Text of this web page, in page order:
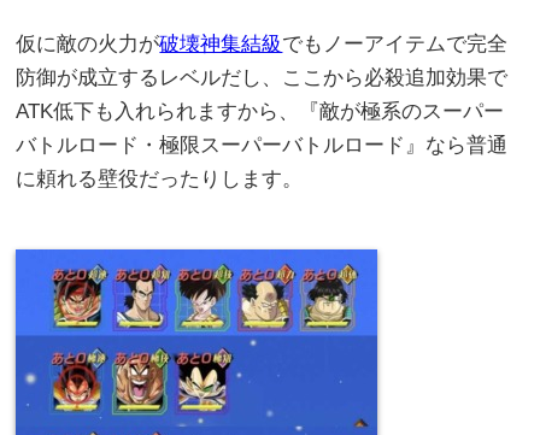
仮に敵の火力が破壊神集結級でもノーアイテムで完全
防御が成立するレベルだし、ここから必殺追加効果で
ATK低下も入れられますから、『敵が極系のスーパー
バトルロード・極限スーパーバトルロード』なら普通
に頼れる壁役だったりします。